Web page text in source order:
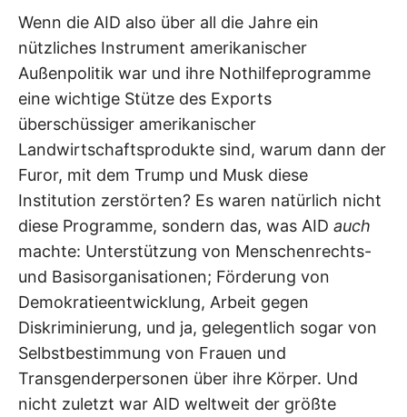
Wenn die AID also über all die Jahre ein
nützliches Instrument amerikanischer
Außenpolitik war und ihre Nothilfeprogramme
eine wichtige Stütze des Exports
überschüssiger amerikanischer
Landwirtschaftsprodukte sind, warum dann der
Furor, mit dem Trump und Musk diese
Institution zerstörten? Es waren natürlich nicht
diese Programme, sondern das, was AID auch
machte: Unterstützung von Menschenrechts-
und Basisorganisationen; Förderung von
Demokratieentwicklung, Arbeit gegen
Diskriminierung, und ja, gelegentlich sogar von
Selbstbestimmung von Frauen und
Transgenderpersonen über ihre Körper. Und
nicht zuletzt war AID weltweit der größte